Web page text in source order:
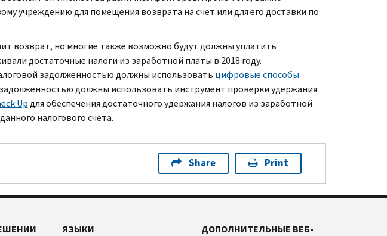
учреждению для помещения возврата на счет или для его доставки по
возврат, но многие также возможно будут должны уплатить
достаточные налоги из заработной платы в 2018 году.
задолженностью должны использовать цифровые способы
должны использовать инструмент проверки удержания
Upдля обеспечения достаточного удержания налогов из заработной
налогового счета.
Share Print
ЯЗЫКИ
ДОПОЛНИТЕЛЬНЫЕ ВЕБ-